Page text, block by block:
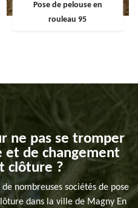
Pose de pelouse en
rouleau 95
ne pas se tromper
et de changement
clôture ?
nombreuses sociétés de pose
dans la ville de Magny En